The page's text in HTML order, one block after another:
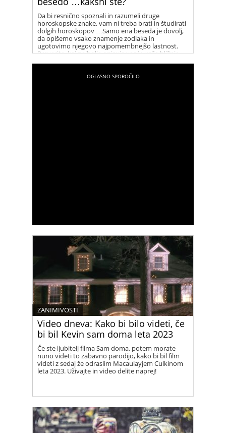
Da bi resnično spoznali in razumeli druge
horoskopske znake, vam ni treba brati in študirati
dolgih horoskopov …Samo ena beseda je dovolj,
da opišemo vsako znamenje zodiaka in
ugotovimo njegovo najpomembnejšo lastnost.
Preverite, kaj najbolje opisuje vas in vaše bližnje.
Video dneva: Kako bi bilo videti, če
bi bil Kevin sam doma leta 2023
ZANIMIVOSTI
Če ste ljubitelj filma Sam doma, potem morate
nuno videti to zabavno parodijo, kako bi bil film
videti z sedaj že odraslim Macaulayjem Culkinom
leta 2023. Uživajte in video delite naprej!